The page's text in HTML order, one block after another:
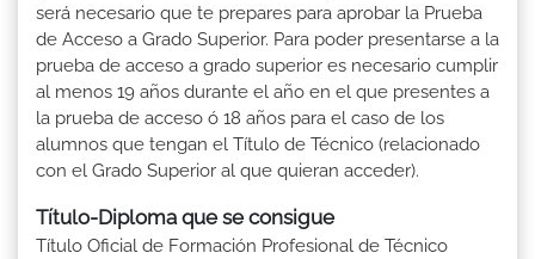
será necesario que te prepares para aprobar la Prueba
de Acceso a Grado Superior. Para poder presentarse a la
prueba de acceso a grado superior es necesario cumplir
al menos 19 años durante el año en el que presentes a
la prueba de acceso ó 18 años para el caso de los
alumnos que tengan el Título de Técnico (relacionado
con el Grado Superior al que quieran acceder).
Título-Diploma que se consigue
Título Oficial de Formación Profesional de Técnico